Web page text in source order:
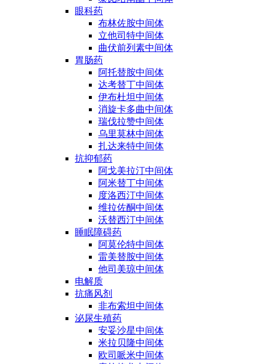
眼科药
布林佐胺中间体
立他司特中间体
曲伏前列素中间体
胃肠药
阿托替胺中间体
达考替丁中间体
伊布杜坦中间体
消旋卡多曲中间体
瑞伐拉赞中间体
乌里莫林中间体
扎达来特中间体
抗抑郁药
阿戈美拉汀中间体
阿米替丁中间体
度洛西汀中间体
维拉佐酮中间体
沃替西汀中间体
睡眠障碍药
阿莫伦特中间体
雷美替胺中间体
他司美琼中间体
电解质
抗痛风剂
非布索坦中间体
泌尿生殖药
安妥沙星中间体
米拉贝隆中间体
欧司哌米中间体